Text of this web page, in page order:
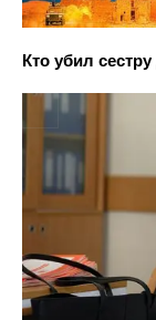
Кто убил